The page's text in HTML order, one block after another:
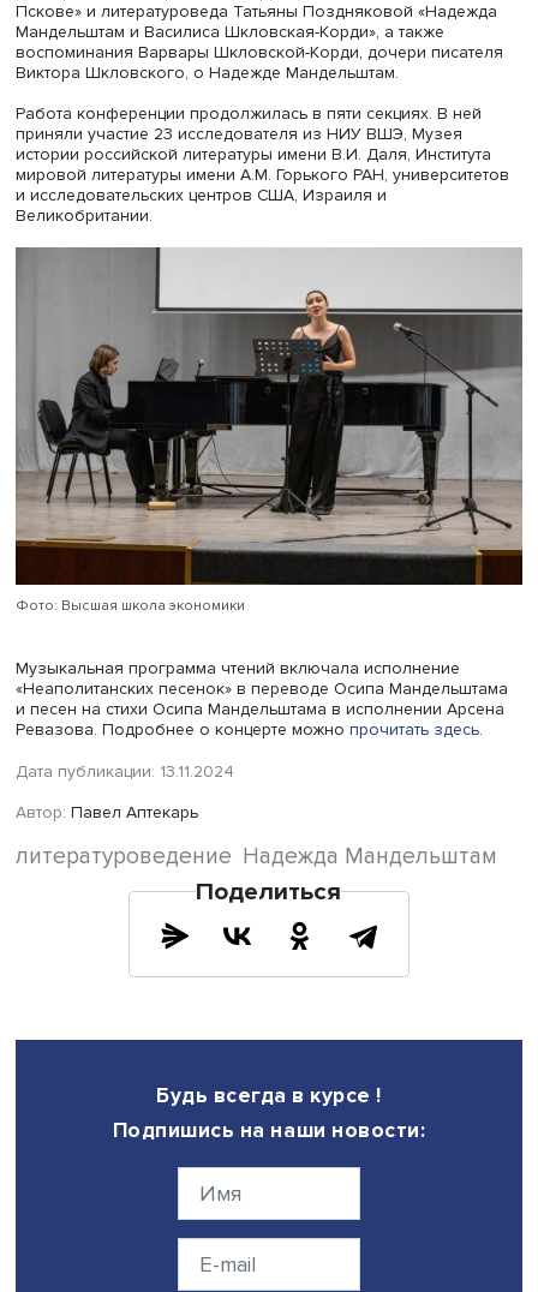
Леонид Видгоф
Научный сотрудник Мандельштамовского центра НИУ
Леонид Видгоф представил сообщение «О соседе Н.Я.
Мандельштам в квартире в Нащокинском переулке:
данные о Николае Костарёве-Туманове». Докладчик
вторая фамилия соседа, Туманов, — узаконенный
времен Гражданской войны.
Он родился в 1892 году в Перми, в 1915-м его сослали в
участвовал в Гражданской войне на Дальнем Востоке,
возвращении в Центральную Россию общался с
Хармсом, а в 1920-е годы Костарёв вместе с соавтором
написал приключенческий роман, затем перешел к
документальному жанру, находился рядом с Василием
Блюхером в Китае, регулярно писал в разных
числе о Китае, был арестован в 1941 году.
Надежда Яковлевна называла его писатель-генерал
такого чина у него не было). Ему сдали комнату в
просьбе знакомого Мандельштама, писателя
Ставского. В этой комнате у Костарёва родилась дочь,
жившая там и в 1950-е годы. Негативное отношение к
Костарёву, которого Надежда Яковлевна подозревала
квартиру Мандельштамов отчасти могли отразиться в
Нащокинском рядом с ними. Родственники Костарёва
получили его следственное дело и свидетельство о
Они отрицают связь его ареста со знакомством с
В секции также были представлены сообщения
научного сотрудника Тюменского государственного
Пскове» и литературоведа Татьяны Поздняковой
Мандельштам и Василиса Шкловская-Корди», а также